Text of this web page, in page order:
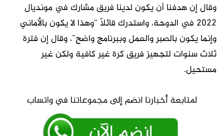
وقال إن هدفنا أن يكون لدينا فريق مشارك في مونديال
2022 في الدوحة، واستدرك قائلاً “وهذا لا يكون بالأماني
وإنما يكون بالصبر والعمل وببرنامج واضح”، وقال إن فترة
ثلاث سنوات لتجهيز فريق كرة غير كافية ولكن غير
مستحيل.